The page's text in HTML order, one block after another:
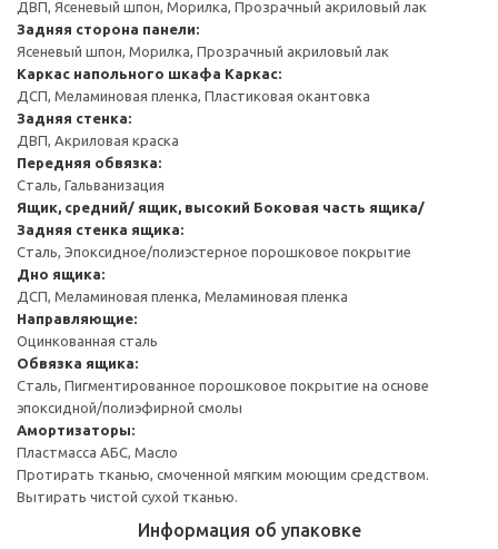
ДВП, Ясеневый шпон, Морилка, Прозрачный акриловый лак
Задняя сторона панели:
Ясеневый шпон, Морилка, Прозрачный акриловый лак
Каркас напольного шкафа Каркас:
ДСП, Меламиновая пленка, Пластиковая окантовка
Задняя стенка:
ДВП, Акриловая краска
Передняя обвязка:
Сталь, Гальванизация
Ящик, средний/ ящик, высокий Боковая часть ящика/
Задняя стенка ящика:
Сталь, Эпоксидное/полиэстерное порошковое покрытие
Дно ящика:
ДСП, Меламиновая пленка, Меламиновая пленка
Направляющие:
Оцинкованная сталь
Обвязка ящика:
Сталь, Пигментированное порошковое покрытие на основе
эпоксидной/полиэфирной смолы
Амортизаторы:
Пластмасса АБС, Масло
Протирать тканью, смоченной мягким моющим средством.
Вытирать чистой сухой тканью.
Информация об упаковке